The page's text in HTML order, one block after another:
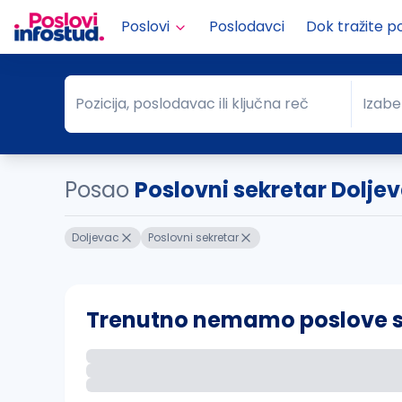
Poslovi Poslodavci Dok tražite
Pozicija, poslodavac ili ključna reč
Pozicija, poslodavac ili ključna reč Grad
Posao Poslovni sekretar
Doljevac Poslovni sekretar
Trenutno nemamo poslove